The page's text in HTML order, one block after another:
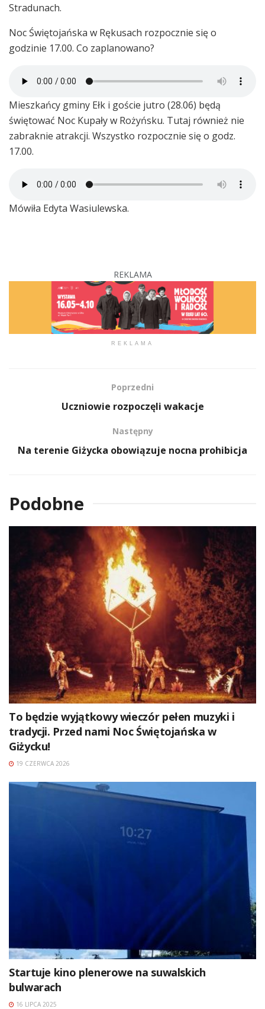
Stradunach.
Noc Świętojańska w Rękusach rozpocznie się o
godzinie 17.00. Co zaplanowano?
Mieszkańcy gminy Ełk i goście jutro (28.06) będą
świętować Noc Kupały w Rożyńsku. Tutaj również nie
zabraknie atrakcji. Wszystko rozpocznie się o godz.
17.00.
Mówiła Edyta Wasiulewska.
REKLAMA
REKLAMA
Poprzedni
Uczniowie rozpoczęli wakacje
Następny
Na terenie Giżycka obowiązuje nocna prohibicja
Podobne
To będzie wyjątkowy wieczór pełen muzyki i
tradycji. Przed nami Noc Świętojańska w
Giżycku!
19 CZERWCA 2026
Startuje kino plenerowe na suwalskich
bulwarach
16 LIPCA 2025